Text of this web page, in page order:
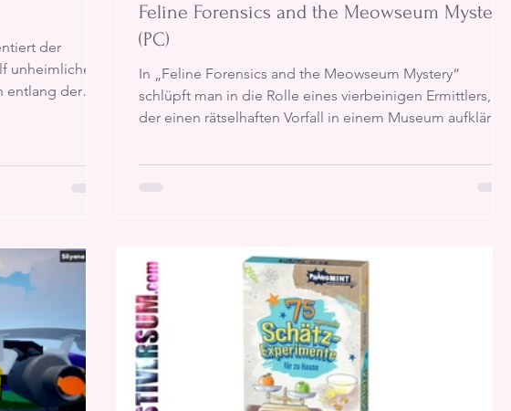
der
unheimliche
entlang der
Feline Forensics and the Meowseum Mystery
(PC)
In „Feline Forensics and the Meowseum Mystery“
schlüpft man in die Rolle eines vierbeinigen Ermittlers,
der einen rätselhaften Vorfall in einem Museum aufklären
entwickelt sich schnell zu einem deutlich größeren Fall.